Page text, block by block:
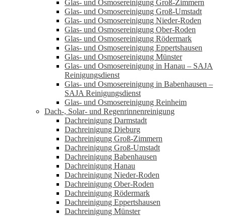
Glas- und Osmosereinigung Groß-Zimmern
Glas- und Osmosereinigung Groß-Umstadt
Glas- und Osmosereinigung Nieder-Roden
Glas- und Osmosereinigung Ober-Roden
Glas- und Osmosereinigung Rödermark
Glas- und Osmosereinigung Eppertshausen
Glas- und Osmosereinigung Münster
Glas- und Osmosereinigung in Hanau – SAJA
Reinigungsdienst
Glas- und Osmosereinigung in Babenhausen –
SAJA Reinigungsdienst
Glas- und Osmosereinigung Reinheim
Dach-, Solar- und Regenrinnenreinigung
Dachreinigung Darmstadt
Dachreinigung Dieburg
Dachreinigung Groß-Zimmern
Dachreinigung Groß-Umstadt
Dachreinigung Babenhausen
Dachreinigung Hanau
Dachreinigung Nieder-Roden
Dachreinigung Ober-Roden
Dachreinigung Rödermark
Dachreinigung Eppertshausen
Dachreinigung Münster